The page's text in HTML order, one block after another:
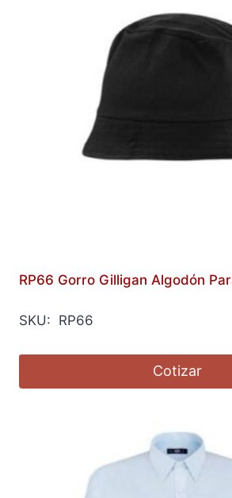
RP66 Gorro Gilligan Algodón
SKU: RP66
Cotizar